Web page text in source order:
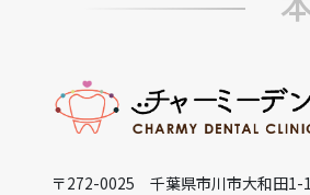
〒272-0025 千葉県市川市大和田